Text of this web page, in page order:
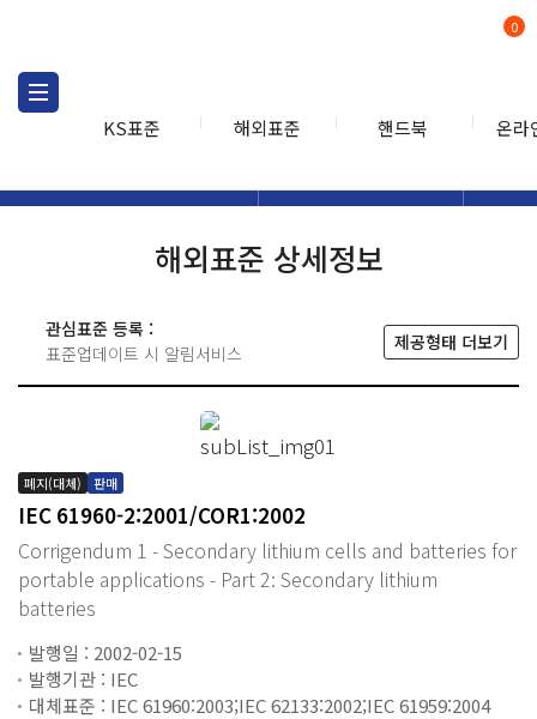
KS표준 해외표준 핸드북 온라
0
해외표준 상세정보
관심표준 등록 :
표준업데이트 시 알림서비스
제공형태 더보기
폐지(대체) 판매
IEC 61960-2:2001/COR1:2002
Corrigendum 1 - Secondary lithium cells and batteries for
portable applications - Part 2: Secondary lithium
batteries
발행일 : 2002-02-15
발행기관 : IEC
대체표준 : IEC 61960:2003;IEC 62133:2002;IEC 61959:2004